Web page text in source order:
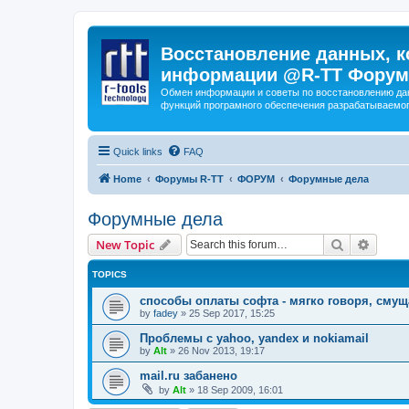
Восстановление данных,
информации @R-TT Форум
Обмен информации и советы по восстановлению
функций програмного обеспечения
Quick links FAQ
Home Форумы R-TT ФОРУМ Форумные дела
Форумные дела
New Topic Search
TOPICS
способы оплаты софта - мягко говоря,
by fadey » 25 Sep 2017, 15:25
Проблемы с yahoo, yandex и nokiamail
by Alt » 26 Nov 2013, 19:17
mail.ru забанено
by Alt » 18 Sep 2009, 16:01